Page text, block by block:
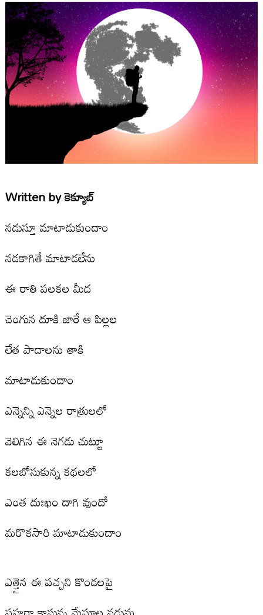
Written byకెక్యూబ్
నడుస్తూ మాటాడుకుందాం
నడకాగితే మాటాడలేను
ఈ రాతి పలకల మీద
చెంగున దూకి జారే ఆ పిల్లల
లేత పాదాలను తాకి
మాటాడుకుందాం
ఎన్నెన్ని ఎన్నెల రాత్రులలో
వెలిగిన ఈ నెగడు చుట్టూ
కలబోసుకున్న కథలలో
ఎంత దుఃఖం దాగి వుందో
మరొకసారి మాటాడుకుందాం
ఎత్తైన ఈ పచ్చని కొండలపై